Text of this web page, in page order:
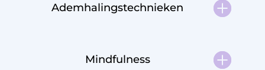
Ademhalingstechnieken
Mindfulness